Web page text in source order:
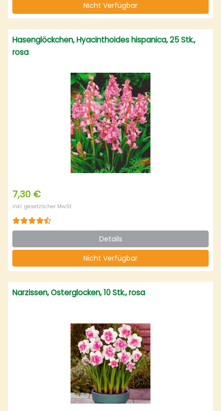
Nicht Verfügbar
Hasenglöckchen, Hyacinthoides hispanica, 25 Stk.,
rosa
7,30 €
inkl. gesetzlicher MwSt.
Details
Nicht Verfügbar
Narzissen, Osterglocken, 10 Stk., rosa